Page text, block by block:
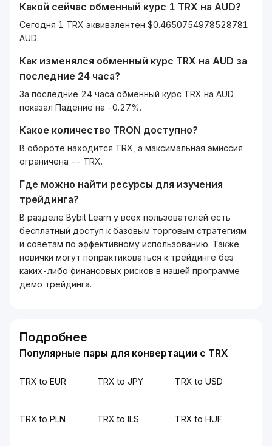
Какой сейчас обменный курс 1 TRX на AUD?
Сегодня 1 TRX эквивалентен $0.4650754978528781
AUD.
Как изменялся обменный курс TRX на AUD за
последние 24 часа?
За последние 24 часа обменный курс TRX на AUD
показал Падение на -0.27%.
Какое количество TRON доступно?
В обороте находится TRX, а максимальная эмиссия
ограничена -- TRX.
Где можно найти ресурсы для изучения
трейдинга?
В разделе Bybit Learn у всех пользователей есть
бесплатный доступ к базовым торговым стратегиям
и советам по эффективному использованию. Также
новички могут попрактиковаться к трейдинге без
каких-либо финансовых рисков в нашей программе
демо трейдинга.
Подробнее
Популярные пары для конвертации с TRX
TRX to EUR TRX to JPY TRX to USD
TRX to PLN TRX to ILS TRX to HUF